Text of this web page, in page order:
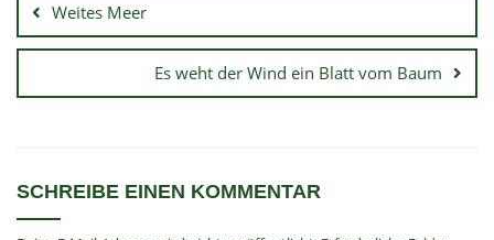
Weites Meer
Es weht der Wind ein Blatt vom Baum
SCHREIBE EINEN KOMMENTAR